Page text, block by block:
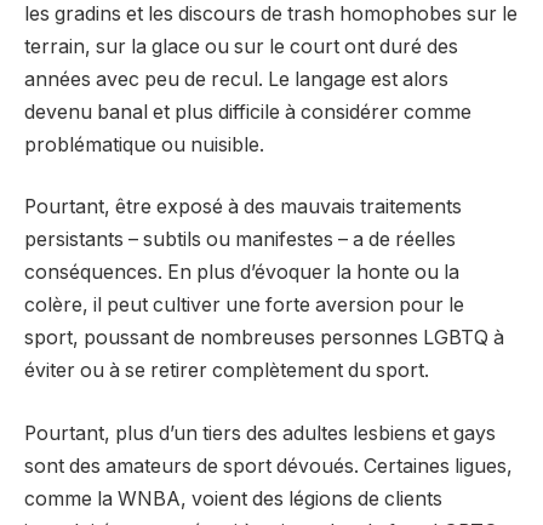
les gradins et les discours de trash homophobes sur le
terrain, sur la glace ou sur le court ont duré des
années avec peu de recul. Le langage est alors
devenu banal et plus difficile à considérer comme
problématique ou nuisible.
Pourtant, être exposé à des mauvais traitements
persistants – subtils ou manifestes – a de réelles
conséquences. En plus d’évoquer la honte ou la
colère, il peut cultiver une forte aversion pour le
sport, poussant de nombreuses personnes LGBTQ à
éviter ou à se retirer complètement du sport.
Pourtant, plus d’un tiers des adultes lesbiens et gays
sont des amateurs de sport dévoués. Certaines ligues,
comme la WNBA, voient des légions de clients